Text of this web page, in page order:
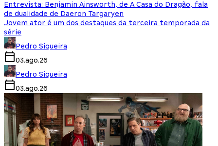
Entrevista: Benjamin Ainsworth, de A Casa do Dragão, fala
de dualidade de Daeron Targaryen
Jovem ator é um dos destaques da terceira temporada da
série
Pedro Siqueira
03.ago.26
Pedro Siqueira
03.ago.26